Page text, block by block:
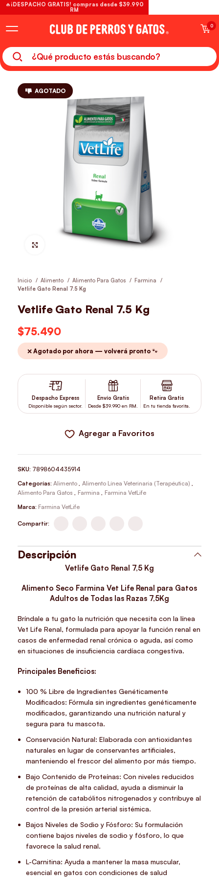
0
AGOTADO
Inicio Alimento Alimento Para Gatos
Farmina
Vetlife Gato Renal 7.5 Kg
Vetlife Gato Renal 7.5 Kg
$75.490
❌ Agotado por ahora — volverá pronto 🐾
Despacho Express
Disponible según sector.
Envío Gratis
Desde $39.990 en RM.
Retira Gratis
En tu tienda favorita.
Agregar a Favoritos
SKU: 7898604435914
Categorías: Alimento Alimento Línea Veterinaria (Terapéutica)
Alimento Para Gatos
Farmina
Farmina VetLife
Marca: Farmina VetLife
Compartir:
Descripción
Vetlife Gato Renal 7,5 Kg
Alimento Seco Farmina Vet Life Renal para Gatos
Adultos de Todas las Razas 7,5Kg
Bríndale a tu gato la nutrición que necesita con la línea
Vet Life Renal, formulada para apoyar la función renal en
casos de enfermedad renal crónica o aguda, así como
en situaciones de insuficiencia cardíaca congestiva.
Principales Beneficios:
100 % Libre de Ingredientes Genéticamente
Modificados: Fórmula sin ingredientes genéticamente
modificados, garantizando una nutrición natural y
segura para tu mascota.
Conservación Natural: Elaborada con antioxidantes
naturales en lugar de conservantes artificiales,
manteniendo el frescor del alimento por más tiempo.
Bajo Contenido de Proteínas: Con niveles reducidos
de proteínas de alta calidad, ayuda a disminuir la
retención de catabólitos nitrogenados y contribuye al
control de la presión arterial sistémica.
Bajos Niveles de Sodio y Fósforo: Su formulación
contiene bajos niveles de sodio y fósforo, lo que
favorece la salud renal.
L-Carnitina: Ayuda a mantener la masa muscular,
esencial en gatos con condiciones de salud
🔥¡DESPACHO GRATIS! compras desde $39.990
RM